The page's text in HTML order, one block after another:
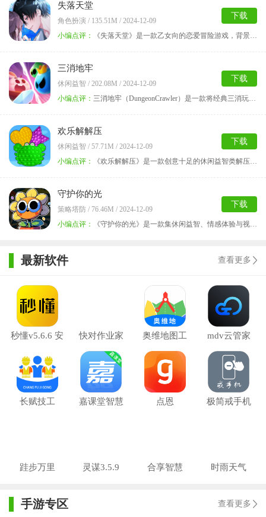
失落天堂
角色扮演 / 135.51M / 2024-12-09
小编点评：
《失落天堂》是一款乙女向的恋爱冒险游戏，背景设
下载
三消地牢
休闲益智 / 202.08M / 2024-12-09
小编点评： 三消地牢（DungeonCrawler）是一款将经典三消玩法...
下载
欢乐解解压
休闲益智 / 57.71M / 2024-12-09
小编点评：
《欢乐解解压》是一款创意十足的休闲益智类解压游
下载
守护你的光
策略塔防 / 76.46M / 2024-12-09
小编点评：
《守护你的光》是一款集休闲益智、情感体验与视觉
下载
最新软件 查看更多
秒懂v5.6.6 安
快对作业家
安卓版
奥维地图工
卓最新版
mdv云管家
长赋技工
嘉课堂智慧
点恩
极简戒手机
跬步万里
灵谋3.5.9
合享智慧
时雨天气
手游专区 查看更多